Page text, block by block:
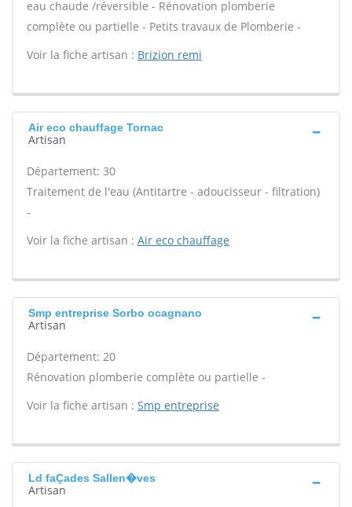
eau chaude /réversible - Rénovation plomberie
complète ou partielle - Petits travaux de Plomberie -
Voir la fiche artisan : Brizion remi
Air eco chauffage Tornac
Artisan
Département: 30
Traitement de l'eau (Antitartre - adoucisseur - filtration)
-
Voir la fiche artisan : Air eco chauffage
Smp entreprise Sorbo ocagnano
Artisan
Département: 20
Rénovation plomberie complète ou partielle -
Voir la fiche artisan : Smp entreprise
Ld faÇades Sallen�ves
Artisan